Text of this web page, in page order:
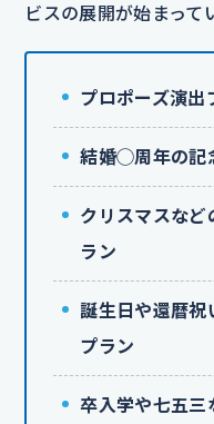
ビスの展開が始まって
プロポーズ演出
結婚◯周年の記
クリスマスなど
ラン
誕生日や還暦祝
プラン
卒入学や七五三